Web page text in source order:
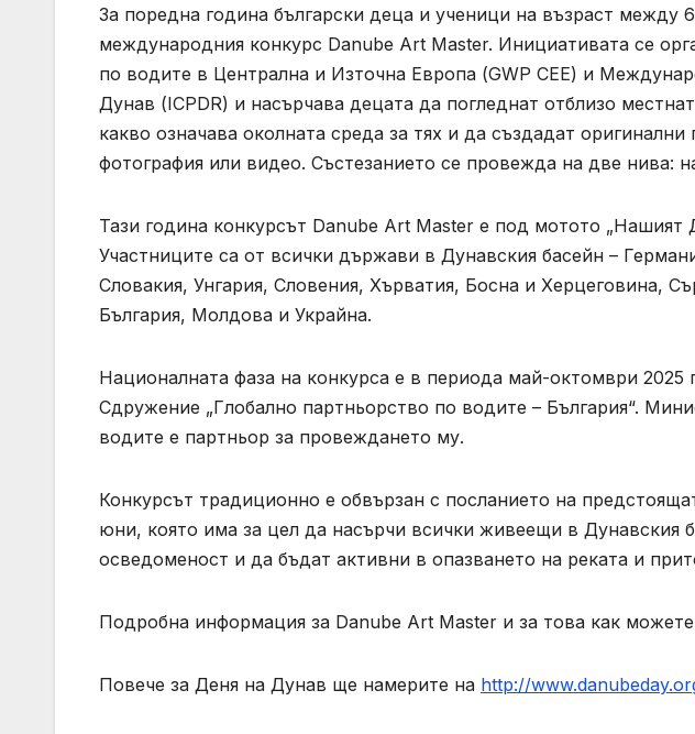
За поредна година български деца и ученици на възраст между
международния конкурс Danube Art Master. Инициативата се
по водите в Централна и Източна Европа (GWP CEE) и
Дунав (ICPDR) и насърчава децата да погледнат отблизо
какво означава околната среда за тях и да създадат
фотография или видео. Състезанието се провежда на две нива:
Тази година конкурсът Danube Art Master е под мотото „Нашият
Участниците са от всички държави в Дунавския басейн –
Словакия, Унгария, Словения, Хърватия, Босна и Херцеговина,
България, Молдова и Украйна.
Националната фаза на конкурса е в периода май-октомври 2025
Сдружение „Глобално партньорство по водите – България“.
водите е партньор за провеждането му.
Конкурсът традиционно е обвързан с посланието на
юни, която има за цел да насърчи всички живеещи в Дунавския
осведоменост и да бъдат активни в опазването на реката и
Подробна информация за Danube Art Master и за това как
Повече за Деня на Дунав ще намерите на http://